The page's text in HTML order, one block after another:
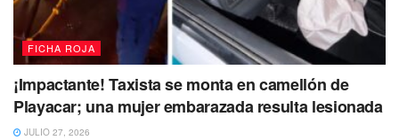
FICHA ROJA
¡Impactante! Taxista se monta en camellón de
Playacar; una mujer embarazada resulta lesionada
JULIO 27, 2026